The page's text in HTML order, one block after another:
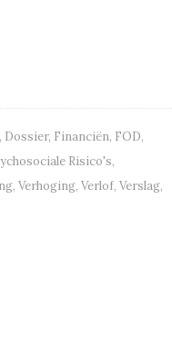
, Dossier, Financiën, FOD,
Risico's,
, Verhoging, Verlof, Verslag,